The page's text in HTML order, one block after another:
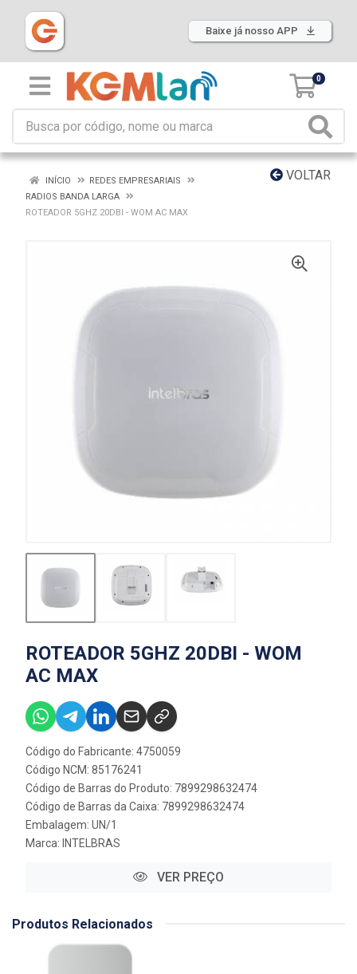
Baixe já nosso APP
0
VOLTAR
INÍCIO
REDES EMPRESARIAIS
RADIOS BANDA LARGA
ROTEADOR 5GHZ 20DBI - WOM AC MAX
ROTEADOR 5GHZ 20DBI - WOM
AC MAX
Código do Fabricante: 4750059
Código NCM: 85176241
Código de Barras do Produto: 7899298632474
Código de Barras da Caixa: 7899298632474
Embalagem: UN/1
Marca: INTELBRAS
VER PREÇO
Produtos Relacionados